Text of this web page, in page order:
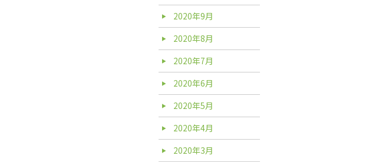
2020年9月
2020年8月
2020年7月
2020年6月
2020年5月
2020年4月
2020年3月